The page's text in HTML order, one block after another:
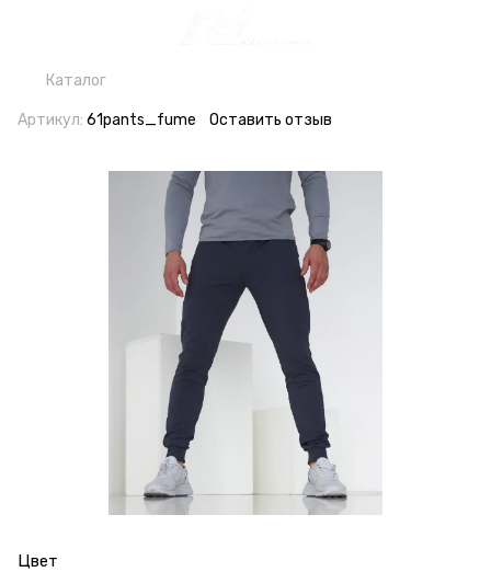
Каталог
Артикул: 61pants_fume Оставить отзыв
Цвет